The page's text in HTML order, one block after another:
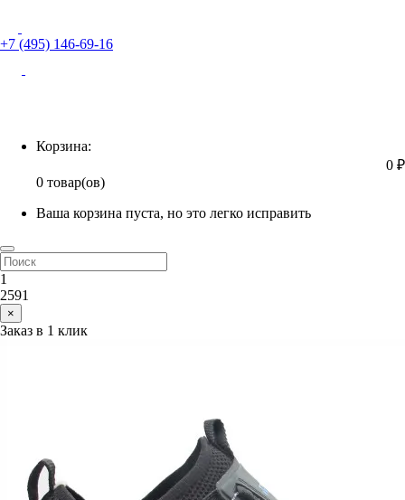
+7 (495) 146-69-16
Корзина:
0 ₽
0 товар(ов)
Ваша корзина пуста, но это легко исправить
1
2591
×
Заказ в 1 клик